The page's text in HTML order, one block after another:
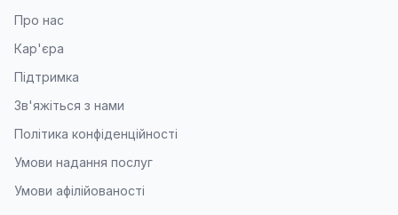
Про нас
Кар'єра
Підтримка
Зв'яжіться з нами
Політика конфіденційності
Умови надання послуг
Умови афілійованості